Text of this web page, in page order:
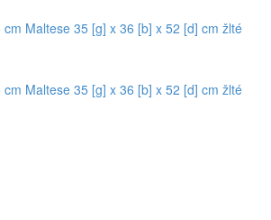
Maltese 35 [g] x 36 [b] x 52 [d] cm žlté
Maltese 35 [g] x 36 [b] x 52 [d] cm žlté